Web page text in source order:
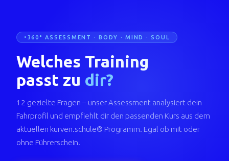
360° ASSESSMENT · BODY · MIND · SOUL
Welches Training
passt zu dir?
12 gezielte Fragen – unser Assessment analysiert dein
Fahrprofil und empfiehlt dir den passenden Kurs aus dem
aktuellen kurven.schule® Programm. Egal ob mit oder
ohne Führerschein.